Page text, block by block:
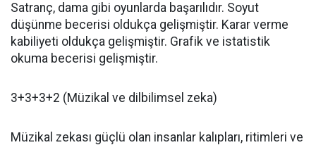
Satranç, dama gibi oyunlarda başarılıdır. Soyut
düşünme becerisi oldukça gelişmiştir. Karar verme
kabiliyeti oldukça gelişmiştir. Grafik ve istatistik
okuma becerisi gelişmiştir.
3+3+3+2 (Müzikal ve dilbilimsel zeka)
Müzikal zekası güçlü olan insanlar kalıpları, ritimleri ve